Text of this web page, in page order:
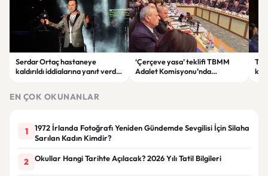
Serdar Ortaç hastaneye
kaldırıldı iddialarına yanıt verdi:
‘Çerçeve yasa’ teklifi TBMM
Adalet Komisyonu’nda
EN ÇOK OKUNANLAR
1
1972 İrlanda Fotoğrafı Yeniden Gündemde Sevgilisi İçin Silaha
Sarılan Kadın Kimdir?
2 Okullar Hangi Tarihte Açılacak? 2026 Yılı Tatil Bilgileri